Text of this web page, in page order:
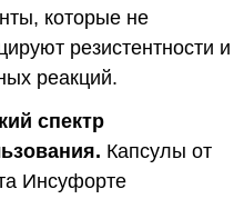
которые не
резистентности и
реакций.
спектр
Капсулы от
Инсуфорте